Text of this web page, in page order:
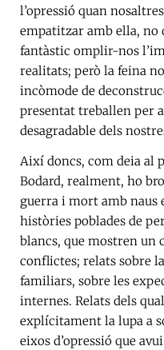
l’opressió quan
empatitzar amb ella, no
fantàstic omplir-nos
realitats; però la feina
incòmode de
presentat treballen per
desagradable dels
Així doncs, com deia al
Bodard, realment, ho
guerra i mort amb naus
històries poblades de
blancs, que mostren un
conflictes; relats sobre
familiars, sobre les
internes. Relats dels
explícitament la lupa a
eixos d’opressió que